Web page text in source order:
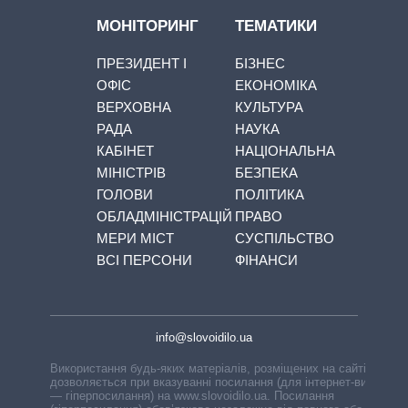
МОНІТОРИНГ
ПРЕЗИДЕНТ І
ОФІС
ВЕРХОВНА
РАДА
КАБІНЕТ
МІНІСТРІВ
ГОЛОВИ
ОБЛАДМІНІСТРАЦІЙ
МЕРИ МІСТ
ВСІ ПЕРСОНИ
ТЕМАТИКИ
БІЗНЕС
ЕКОНОМІКА
КУЛЬТУРА
НАУКА
НАЦІОНАЛЬНА
БЕЗПЕКА
ПОЛІТИКА
ПРАВО
СУСПІЛЬСТВО
ФІНАНСИ
info@slovoidilo.ua
Використання будь-яких матеріалів, розміщених на сайті,
дозволяється при вказуванні посилання (для інтернет-видань
— гіперпосилання) на www.slovoidilo.ua. Посилання